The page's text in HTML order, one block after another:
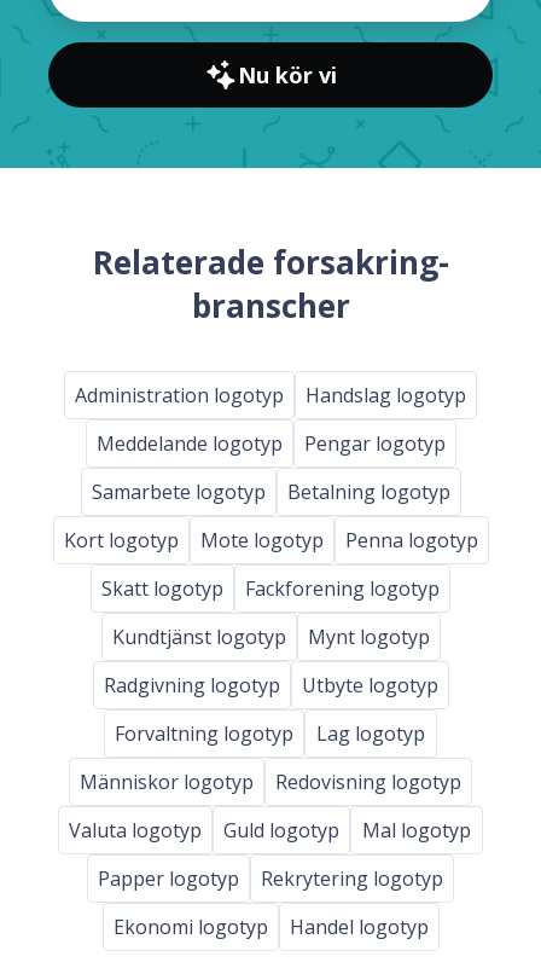
Nu kör vi
Relaterade forsakring-
branscher
Administration logotyp
Handslag logotyp
Meddelande logotyp
Pengar logotyp
Samarbete logotyp
Betalning logotyp
Kort logotyp
Mote logotyp
Penna logotyp
Skatt logotyp
Fackforening logotyp
Kundtjänst logotyp
Mynt logotyp
Radgivning logotyp
Utbyte logotyp
Forvaltning logotyp
Lag logotyp
Människor logotyp
Redovisning logotyp
Valuta logotyp
Guld logotyp
Mal logotyp
Papper logotyp
Rekrytering logotyp
Ekonomi logotyp
Handel logotyp